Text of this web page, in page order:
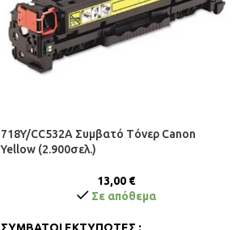
718Y/CC532A Συμβατό Tόνερ Canon
Yellow (2.900σελ.)
13,00 €
Σε απόθεμα